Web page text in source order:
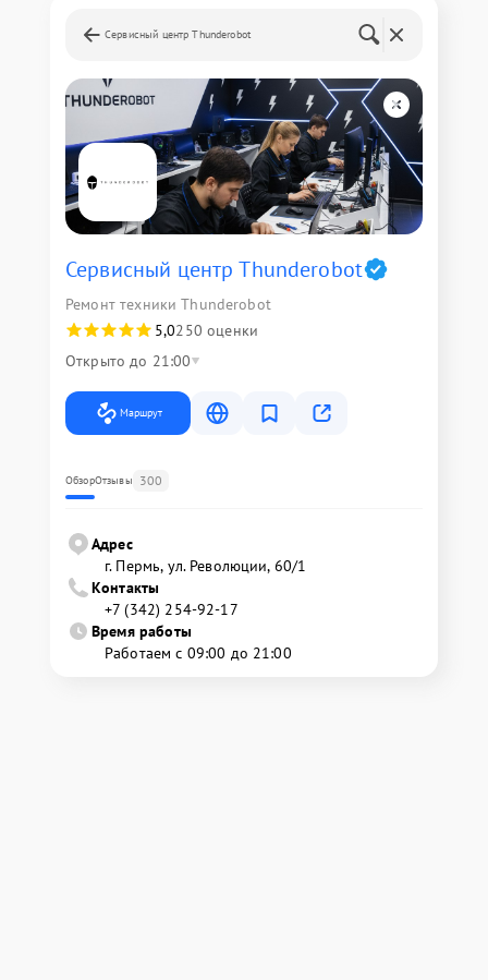
Сервисный центр Thunderobot
Сервисный центр Thunderobot
Ремонт техники Thunderobot
5,0250 оценки
Открыто до 21:00
Маршрут
ОбзорОтзывы 300
Адрес
г. Пермь, ул. ​Революции, 60/1
Контакты
+7 (342) 254-92-17
Время работы
Работаем с 09:00 до 21:00